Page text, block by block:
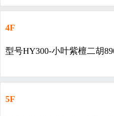
4F
型号HY300-小叶紫檀二胡
5F